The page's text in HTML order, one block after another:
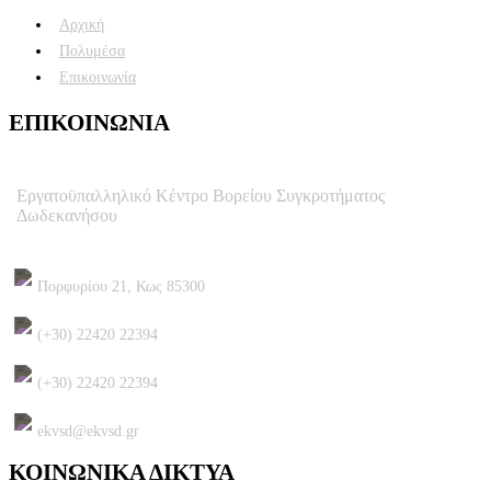
Αρχική
Πολυμέσα
Επικοινωνία
ΕΠΙΚΟΙΝΩΝΙΑ
Εργατοϋπαλληλικό Κέντρο Βορείου Συγκροτήματος
Δωδεκανήσου
Πορφυρίου 21, Κως 85300
(+30) 22420 22394
(+30) 22420 22394
ekvsd@ekvsd.gr
ΚΟΙΝΩΝΙΚΑ ΔΙΚΤΥΑ